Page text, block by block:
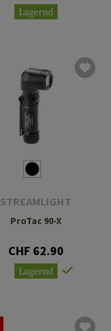
Lagernd
STREAMLIGHT
ProTac 90-X
CHF 62.90
Lagernd